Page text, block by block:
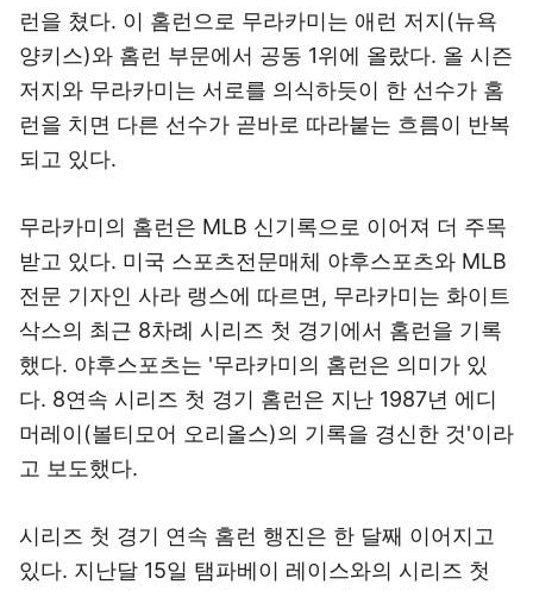
런을 쳤다. 이 홈런으로 무라카미는 애런 저지(뉴욕
양키스)와 홈런 부문에서 공동 1위에 올랐다. 올 시즌
저지와 무라카미는 서로를 의식하듯이 한 선수가 홈
런을 치면 다른 선수가 곧바로 따라붙는 흐름이 반복
되고 있다.
무라카미의 홈런은 MLB 신기록으로 이어져 더 주목
받고 있다. 미국 스포츠전문매체 야후스포츠와 MLB
전문 기자인 사라 랭스에 따르면, 무라카미는 화이트
삭스의 최근 8차례 시리즈 첫 경기에서 홈런을 기록
했다. 야후스포츠는 '무라카미의 홈런은 의미가 있
다. 8연속 시리즈 첫 경기 홈런은 지난 1987년 에디
머레이(볼티모어 오리올스)의 기록을 경신한 것'이라
고 보도했다.
시리즈 첫 경기 연속 홈런 행진은 한 달째 이어지고
있다. 지난달 15일 탬파베이 레이스와의 시리즈 첫